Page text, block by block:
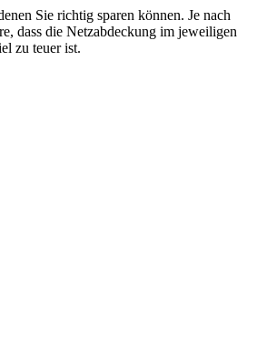
Sie richtig sparen können. Je nach
dass die Netzabdeckung im jeweiligen
zu teuer ist.